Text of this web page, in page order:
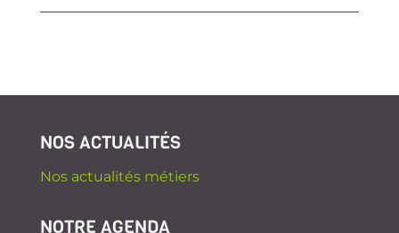
NOS ACTUALITÉS
Nos actualités métiers
NOTRE AGENDA